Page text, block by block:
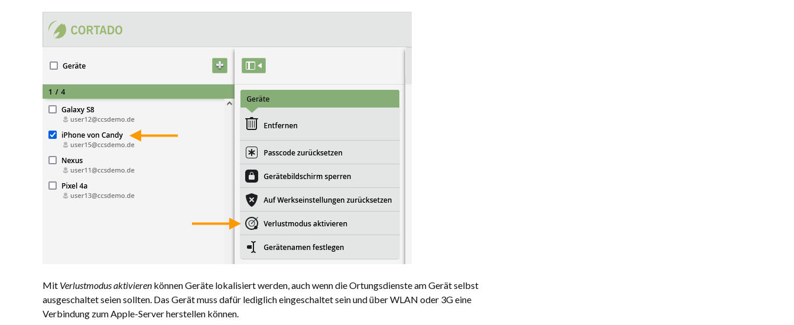
Mit Verlustmodus aktivieren können Geräte lokalisiert werden, auch wenn die Ortungs­dienste am Gerät selbst
ausgeschaltet seien sollten. Das Gerät muss dafür lediglich eingeschaltet sein und über WLAN oder 3G eine
Verbindung zum Apple-Server her­stellen können.